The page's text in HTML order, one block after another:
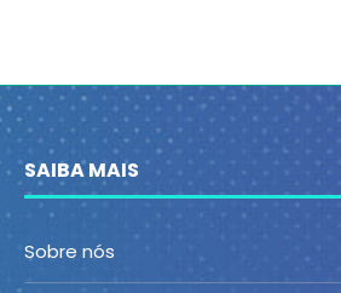
SAIBA MAIS
Sobre nós